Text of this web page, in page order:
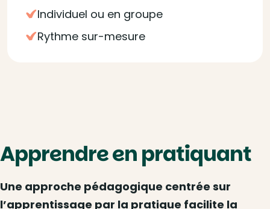
Individuel ou en groupe
Rythme sur-mesure
Apprendre en pratiquant
Une approche pédagogique centrée sur
l’apprentissage par la pratique facilite la